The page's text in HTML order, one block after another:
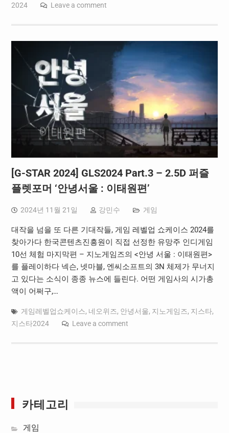
2024
Leave a comment
[G-STAR 2024] GLS2024 Part.3 – 2.5D 퍼즐
플렛포머 ‘안녕서울 : 이태원편’
2024년 11월 21일 강민수 게임
대작을 넘을 또 다른 기대작들, 게임 레벨업 쇼케이스 2024를
찾아가다 한국콘텐츠진흥원이 직접 선정한 유망주 인디게임
10선 체험 마지막편 – 지노게임즈의 <안녕 서울 : 이태원편>
를 플레이하다 넥슨, 넷마블, 엔씨소프트의 3N 체제가 무너지
고 있다는 소식이 종종 뉴스에 들린다. 어떤 게임사의 시가총
액이 어쩌구,…
게임레벨업쇼케이스, 네오위즈, 안녕서울, 지노게임즈, 지스타,
지스타2024
Leave a comment
카테고리
게임